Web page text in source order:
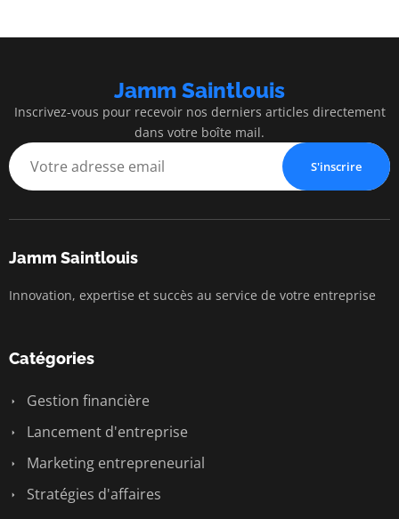
Jamm Saintlouis
Inscrivez-vous pour recevoir nos derniers articles directement
dans votre boîte mail.
S'inscrire
Jamm Saintlouis
Innovation, expertise et succès au service de votre entreprise
Catégories
Gestion financière
Lancement d'entreprise
Marketing entrepreneurial
Stratégies d'affaires